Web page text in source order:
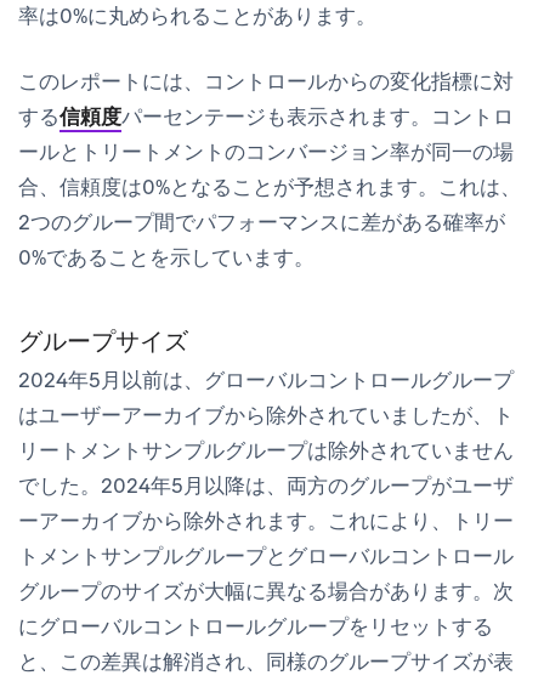
率は0%に丸められることがあります。
このレポートには、コントロールからの変化指標に対
する信頼度パーセンテージも表示されます。コントロ
ールとトリートメントのコンバージョン率が同一の場
合、信頼度は0%となることが予想されます。これは、
2つのグループ間でパフォーマンスに差がある確率が
0%であることを示しています。
グループサイズ
2024年5月以前は、グローバルコントロールグループ
はユーザーアーカイブから除外されていましたが、ト
リートメントサンプルグループは除外されていません
でした。2024年5月以降は、両方のグループがユーザ
ーアーカイブから除外されます。これにより、トリー
トメントサンプルグループとグローバルコントロール
グループのサイズが大幅に異なる場合があります。次
にグローバルコントロールグループをリセットする
と、この差異は解消され、同様のグループサイズが表